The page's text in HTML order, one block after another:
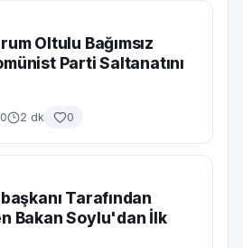
Oltulu Bağımsız
Parti Saltanatını
2 dk 0
Tarafından
Bakan Soylu'dan İlk